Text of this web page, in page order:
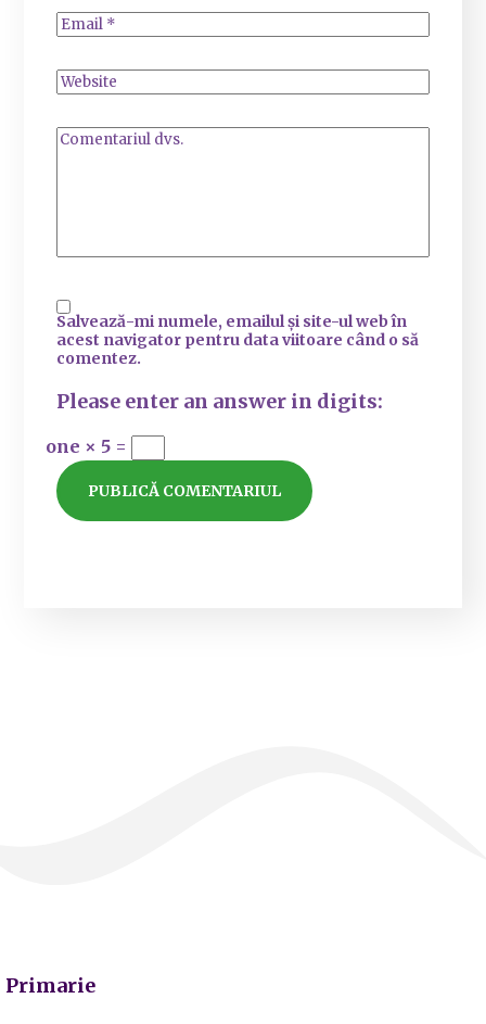
Salvează-mi numele, emailul și site-ul web în
acest navigator pentru data viitoare când o să
comentez.
Please enter an answer in digits:
one × 5 =
Primarie